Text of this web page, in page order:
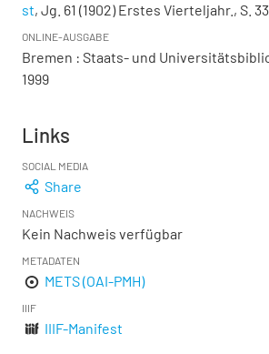
st, Jg. 61 (1902) Erstes Vierteljahr., S.
ONLINE-AUSGABE
Bremen : Staats- und
1999
Links
SOCIAL MEDIA
Share
NACHWEIS
Kein Nachweis verfügbar
METADATEN
METS (OAI-PMH)
IIIF
IIIF-Manifest